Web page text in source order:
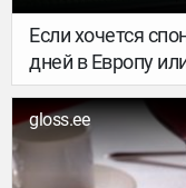
Лоукостеров
Если хочется
дней в Европу
вовсе не
маршрутов с
летом
бюджетных
gloss.ee